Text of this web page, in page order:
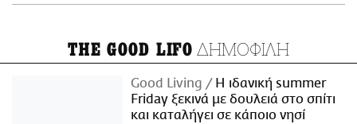
THE GOOD LIFO ΔΗΜΟΦΙΛΗ
Good Living
Η ιδανική summer
Friday ξεκινά με δουλειά στο σπίτι
και καταλήγει σε κάποιο νησί